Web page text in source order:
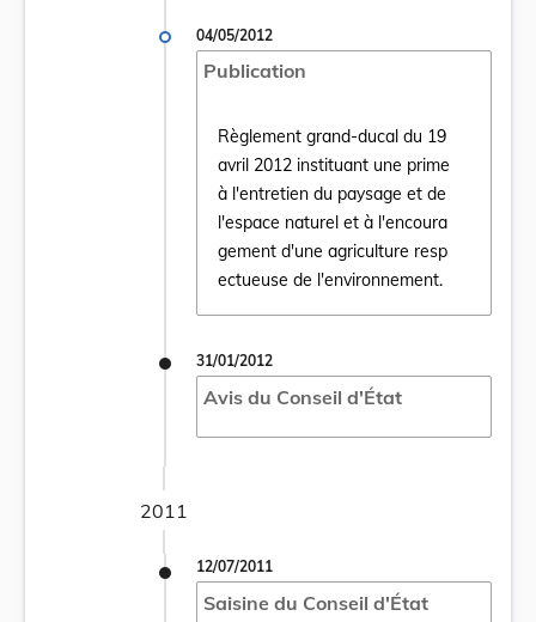
04/05/2012
Publication
Règlement grand-ducal du 19
avril 2012 instituant une prime
à l'entretien du paysage et de
l'espace naturel et à l'encoura
gement d'une agriculture resp
ectueuse de l'environnement.
Ouvrir le document Règlement grand-
31/01/2012
Avis du Conseil d'État
2011
12/07/2011
Saisine du Conseil d'État